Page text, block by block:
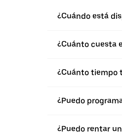
¿Cuándo está
¿Cuánto cuesta
¿Cuánto tiempo
¿Puedo
¿Puedo rentar